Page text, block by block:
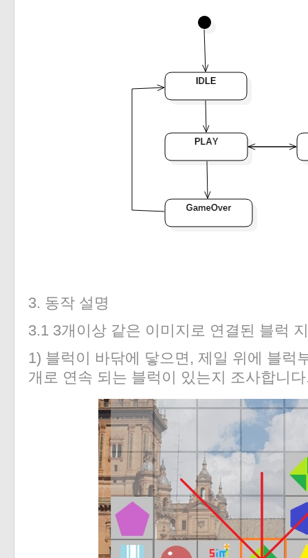
3. 동작 설명
3.1 3개이상 같은 이미지로 연결된 블럭
1) 블럭이 바닦에 닿으면, 제일 위에 블럭
개로 연속 되는 블럭이 있는지 조사합니